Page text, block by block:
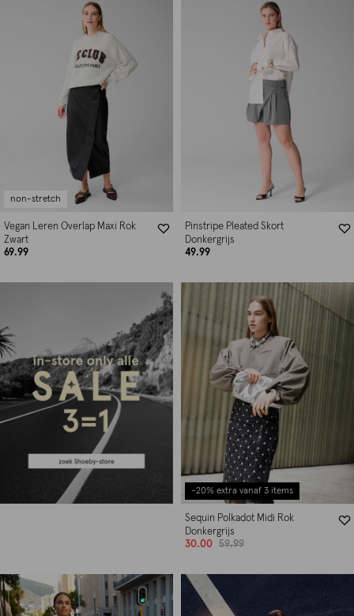
non-stretch
Vegan Leren Overlap Maxi Rok
Zwart
69.99
Pinstripe Pleated Skort
Donkergrijs
49.99
-20% extra vanaf 3 items
Sequin Polkadot Midi Rok
Donkergrijs
30.00
59.99